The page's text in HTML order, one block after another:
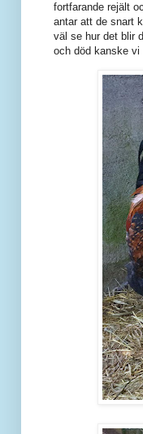
fortfarande rejält
antar att de snart
väl se hur det blir
och död kanske